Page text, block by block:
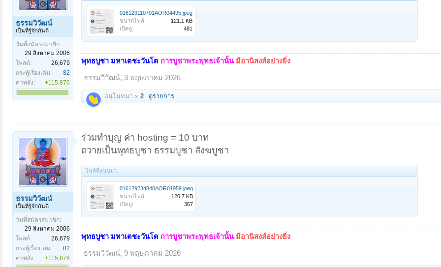
ธรรมวิวัฒน์
เป็นที่รู้จักกันดี
วันที่สมัครสมาชิก:
29 สิงหาคม 2006
โพสต์:
26,679
กระทู้เรื่องเด่น:
82
ค่าพลัง:
+115,876
016123110701AOR04495.jpeg
ขนาดไฟล์:
121.1 KB
เปิดดู:
481
พุทธบูชา มหาเตชะวันโต การบูชาพระพุทธเจ้านั้น มีอานิสงส์อย่างยิ่ง
ธรรมวิวัฒน์, 3 พฤษภาคม 2026
อนุโมทนา x 2 ดูรายการ
ธรรมวิวัฒน์
เป็นที่รู้จักกันดี
วันที่สมัครสมาชิก:
29 สิงหาคม 2006
โพสต์:
26,679
กระทู้เรื่องเด่น:
82
ค่าพลัง:
+115,876
ร่วมทำบุญ ค่า hosting = 10 บาท
ถวายเป็นพุทธบูชา ธรรมบูชา สังฆบูชา
ไฟล์ที่แนบมา:
016129234848AOR01959.jpeg
ขนาดไฟล์:
120.7 KB
เปิดดู:
367
พุทธบูชา มหาเตชะวันโต การบูชาพระพุทธเจ้านั้น มีอานิสงส์อย่างยิ่ง
ธรรมวิวัฒน์, 9 พฤษภาคม 2026